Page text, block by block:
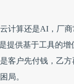
计算还是AI，厂
提供基于工具的
客户先付钱，乙
局。